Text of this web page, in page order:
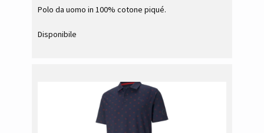
Polo da uomo in 100% cotone piqué.
Disponibile